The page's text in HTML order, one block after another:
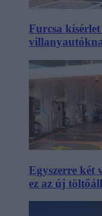
Furcsa
Egyszerre két
ez az új